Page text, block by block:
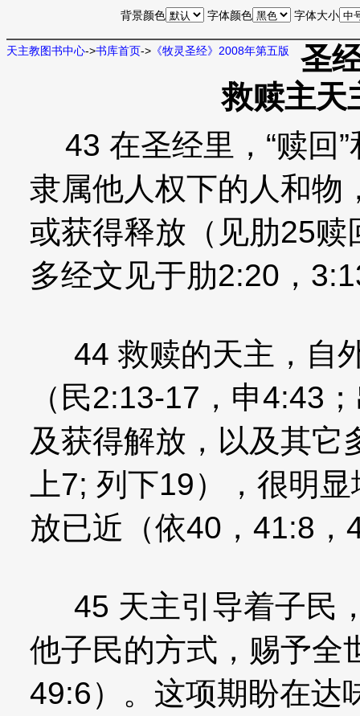
背景颜色 字体颜色 字体大小
天主教图书中心->书库首页-> 《牧灵圣经》2008年第五版
圣
救赎主天
43 在圣经里，“赎回”
隶属他人权下的人和物
或获得释放（见肋25
多经文见于肋2:20，
44 救赎的天主，自
（民2:13-17，申4:43
及获得解放，以及其它
上7; 列下19），很明
放已近（依40，41:8，
45 天主引导着子民
他子民的方式，赐予全
49:6）。这项期盼在达